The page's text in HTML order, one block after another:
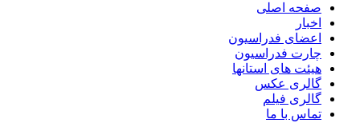
صفحه اصلی
اخبار
اعضای فدراسیون
چارت فدراسیون
هیئت های استانها
گالری عکس
گالری فیلم
تماس با ما